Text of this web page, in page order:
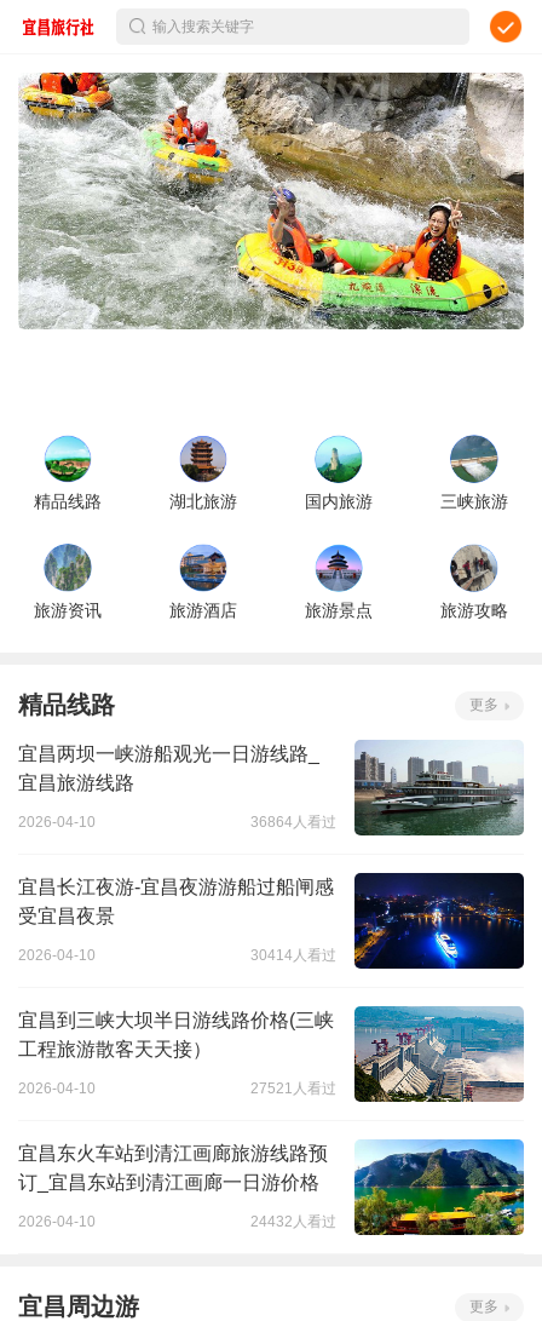
输入搜索关键字
精品线路 湖北旅游 国内旅游 三峡旅游
旅游资讯 旅游酒店 旅游景点 旅游攻略
精品线路 更多
宜昌两坝一峡游船观光一日游线路_
宜昌旅游线路
2026-04-10 36864人看过
宜昌长江夜游-宜昌夜游游船过船闸感
受宜昌夜景
2026-04-10 30414人看过
宜昌到三峡大坝半日游线路价格(三峡
工程旅游散客天天接）
2026-04-10 27521人看过
宜昌东火车站到清江画廊旅游线路预
订_宜昌东站到清江画廊一日游价格
2026-04-10 24432人看过
宜昌周边游 更多